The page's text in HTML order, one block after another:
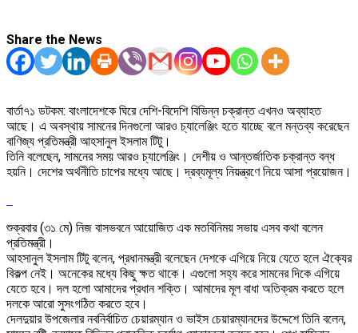
Share the News
বার্তা৭১ ডটকম: বাংলাদেশকে ঘিরে দেশি-বিদেশি বিভিন্ন চক্রান্ত এখনও অব্যাহত
আছে। এ অবস্থায় সামনের দিনগুলো আরও চ্যালেঞ্জিং হতে যাচ্ছে বলে মন্তব্য করেছেন
বাণিজ্য প্রতিমন্ত্রী আহসানুল ইসলাম টিটু।
তিনি বলেছেন, সামনের সময় আরও চ্যালেঞ্জিং। দেশীয় ও আন্তর্জাতিক চক্রান্ত বন্ধ
হয়নি। দেশের অর্থনীতি চাপের মধ্যে আছে। দ্রব্যমূল্য নিয়ন্ত্রণে নিয়ে আসা প্রয়োজন।
শুক্রবার (৩১ মে) নিজ বাসভবনে আয়োজিত এক মতবিনিময় সভায় এসব কথা বলেন
প্রতিমন্ত্রী।
আহসানুল ইসলাম টিটু বলেন, প্রধানমন্ত্রী বলেছেন দেশকে এগিয়ে নিয়ে যেতে হলে ঐক্যের
বিকল্প নেই। অনেকের মধ্যে কিছু ক্ষত থাকে। এগুলো সহ্য করে সামনের দিকে এগিয়ে
যেতে হবে। দল হলো আমাদের প্রধান শক্তি। আমাদের মূল বাধা অতিক্রম করতে হলে
দলকে আরো সুসংগঠিত করতে হবে।
দেলদুয়ার উপজেলার নবনির্বাচিত চেয়ারম্যান ও ভাইস চেয়ারম্যানদের উদ্দেশে তিনি বলেন,